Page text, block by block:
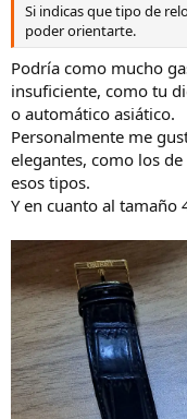
Si indicas que tipo de
poder orientarte.
Podría como mucho
insuficiente, como tu
o automático asiático.
Personalmente me
elegantes, como los
esos tipos.
Y en cuanto al tamaño